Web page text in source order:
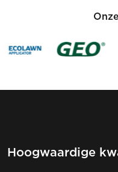
Hoogwaardige